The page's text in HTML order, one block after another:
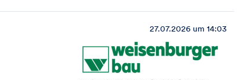
27.07.2026 um 14:03